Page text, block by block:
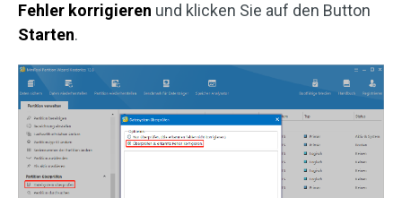
Fehler korrigieren und klicken Sie auf den Button
Starten.